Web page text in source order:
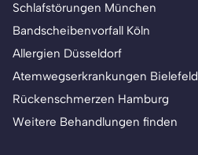
Schlafstörungen München
Bandscheibenvorfall Köln
Allergien Düsseldorf
Atemwegserkrankungen Bielefeld
Rückenschmerzen Hamburg
Weitere Behandlungen finden